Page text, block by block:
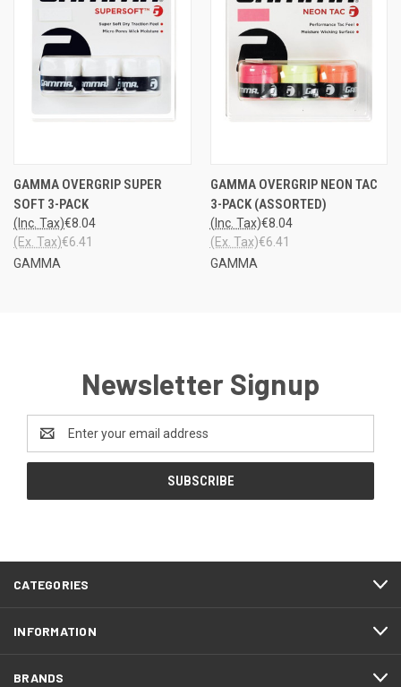
GAMMA OVERGRIP SUPER
SOFT 3-PACK
€8.04
(Inc. Tax)
€6.41
(Ex. Tax)
GAMMA
GAMMA OVERGRIP NEON TAC
3-PACK (ASSORTED)
€8.04
(Inc. Tax)
€6.41
(Ex. Tax)
GAMMA
Newsletter Signup
Email
Address
CATEGORIES
INFORMATION
BRANDS